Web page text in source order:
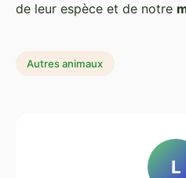
de leur espèce et de notre
Autres animaux
L